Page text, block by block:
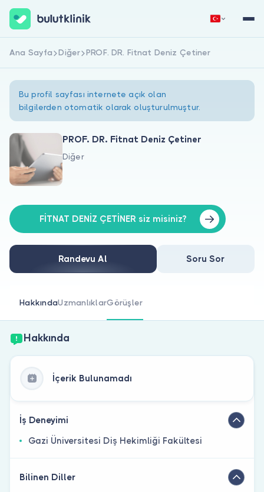
Hakkımızda
Doktorlar için
Doktor musunuz?
Hemen Kaydol Giriş Yap
Ana Sayfa Diğer PROF. DR. Fitnat Deniz Çetiner
Bu profil sayfası internete açık olan
bilgilerden otomatik olarak oluşturulmuştur.
PROF. DR. Fitnat Deniz Çetiner
Diğer
FİTNAT DENİZ ÇETİNER siz misiniz?
Randevu Al Soru Sor
HakkındaUzmanlıklarGörüşler
Hakkında
İçerik Bulunamadı
İş Deneyimi
Gazi Üniversitesi Diş Hekimliği Fakültesi
Bilinen Diller